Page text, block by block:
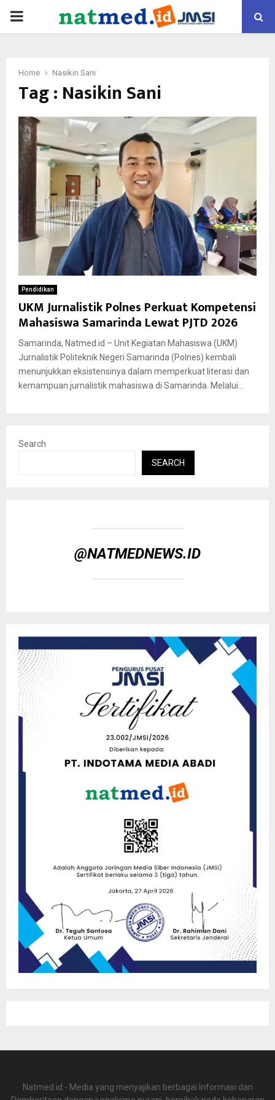
PRIMARY
Home Nasikin Sani
Tag : Nasikin Sani
Pendidikan
UKM Jurnalistik Polnes Perkuat Kompetensi
Mahasiswa Samarinda Lewat PJTD 2026
Samarinda, Natmed.id – Unit Kegiatan Mahasiswa (UKM)
Jurnalistik Politeknik Negeri Samarinda (Polnes) kembali
menunjukkan eksistensinya dalam memperkuat literasi dan
kemampuan jurnalistik mahasiswa di Samarinda. Melalui...
Search
SEARCH
@NATMEDNEWS.ID
Natmed.id - Media yang menyajikan berbagai Informasi dan